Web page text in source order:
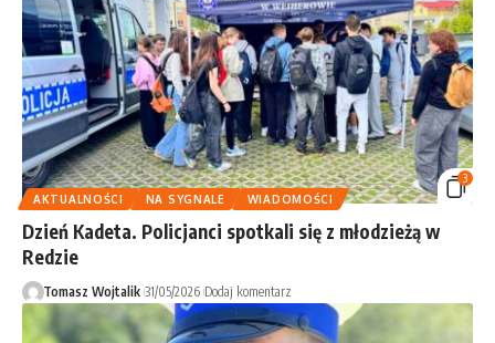
3
AKTUALNOŚCI
NA SYGNALE WIADOMOŚCI
Dzień Kadeta. Policjanci spotkali się z młodzieżą w
Redzie
Tomasz Wojtalik 31/05/2026 Dodaj komentarz